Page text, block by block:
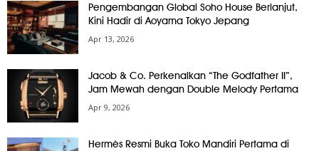
Pengembangan Global Soho House Berlanjut,
Kini Hadir di Aoyama Tokyo Jepang
Apr 13, 2026
Jacob & Co. Perkenalkan “The Godfather II”,
Jam Mewah dengan Double Melody Pertama
Apr 9, 2026
Hermès Resmi Buka Toko Mandiri Pertama di